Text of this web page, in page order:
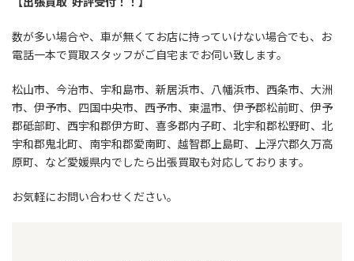
数が多い場合や、車が無くてお店に持っていけない場合でも、お
電話一本で買取スタッフがご自宅までお伺い致します。
松山市、今治市、宇和島市、新居浜市、八幡浜市、西条市、大洲
市、伊予市、四国中央市、西予市、東温市、伊予郡松前町、伊予
郡砥部町、西宇和郡伊方町、喜多郡内子町、北宇和郡松野町、北
宇和郡鬼北町、南宇和郡愛南町、越智郡上島町、上浮穴郡久万高
原町、など愛媛県内でしたら出張買取も対応しております。
お気軽にお問い合わせください。